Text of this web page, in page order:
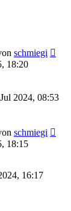
schmiegi
18:20
2024, 08:53
schmiegi
18:15
16:17